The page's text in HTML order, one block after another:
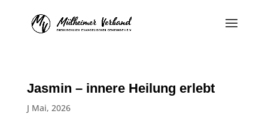
Jasmin – innere Heilung erlebt
J Mai, 2026